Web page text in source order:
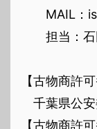
MAIL：
担当：石
【古物商許
千葉県公
【古物商許